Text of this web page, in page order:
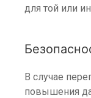
для той или
В случае
повышения